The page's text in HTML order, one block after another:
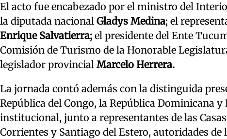
El acto fue encabezado por el ministro del
la diputada nacional Gladys Medina; el
Enrique Salvatierra; el presidente del Ente
Comisión de Turismo de la Honorable
legislador provincial Marcelo Herrera.
La jornada contó además con la distinguida
República del Congo, la República Dominicana
institucional, junto a representantes de las
Corrientes y Santiago del Estero, autoridades